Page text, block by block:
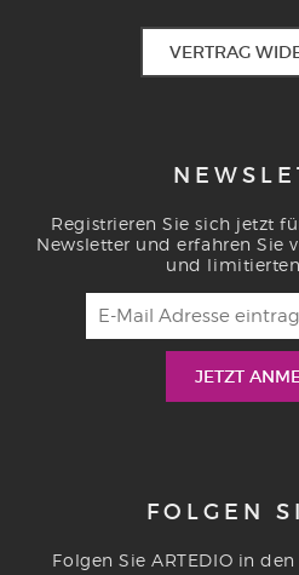
VERTRAG
Registrieren Sie sich jetzt
Newsletter und erfahren Sie
und limitierten
FOLGEN
Folgen Sie ARTEDIO in